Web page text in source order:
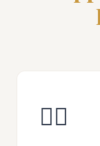
👩‍⚕️